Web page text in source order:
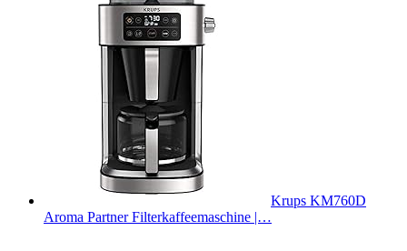
Krups KM760D
Aroma Partner Filterkaffeemaschine |…